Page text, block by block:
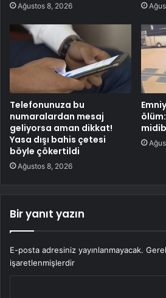
Ağustos 8, 2026
Telefonunuza bu
numaralardan mesaj
geliyorsa aman dikkat!
Yasa dışı bahis çetesi
böyle çökertildi
Ağustos 8, 2026
Bir yanıt yazın
E-posta adresiniz yayınlanmayacak.
işaretlenmişlerdir